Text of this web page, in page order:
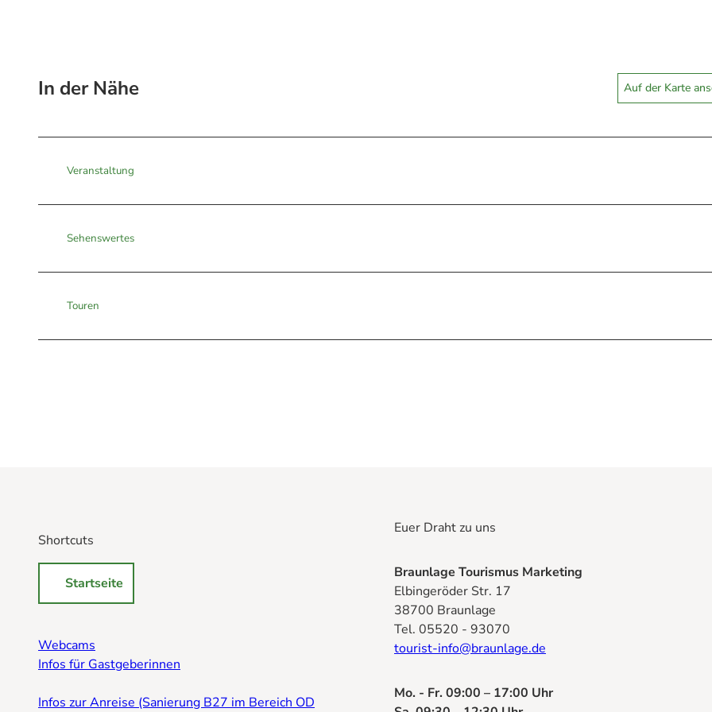
In der Nähe Auf der Karte
Veranstaltung
Sehenswertes
Touren
Shortcuts
Startseite
Webcams
Infos für Gastgeberinnen
Infos zur Anreise (Sanierung B27 im Bereich OD
Euer Draht zu uns
Braunlage Tourismus Marketing
Elbingeröder Str. 17
38700 Braunlage
Tel. 05520 - 93070
tourist-info@braunlage.de
Mo. - Fr. 09:00 – 17:00 Uhr